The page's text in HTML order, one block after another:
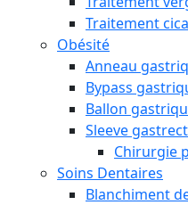
Traitement
Obésité
Anneau
Bypass
Ballon
Sleeve
Chirurgie
Soins Dentaires
Blanchiment